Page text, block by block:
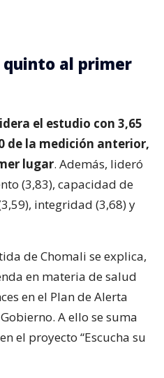
quinto al primer
el estudio con 3,65
de la medición anterior,
lugar. Además, lideró
(3,83), capacidad de
integridad (3,68) y
de Chomali se explica,
en materia de salud
en el Plan de Alerta
A ello se suma
el proyecto “Escucha su